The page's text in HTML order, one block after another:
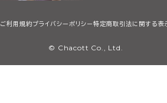
ご利用規約プライバシーポリシー特定商取引法に関する表
© Chacott Co., Ltd.